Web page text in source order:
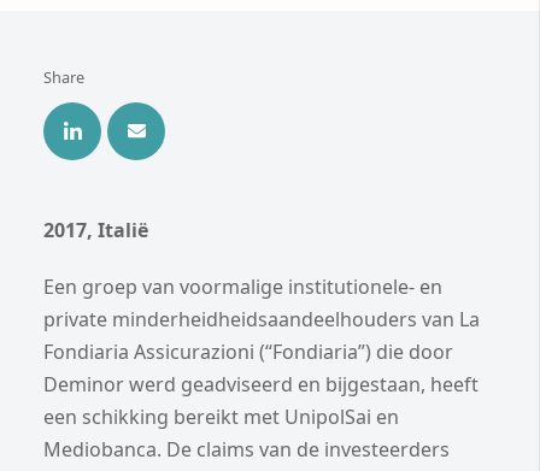
Share
2017, Italië
Een groep van voormalige institutionele- en
private minderheidheidsaandeelhouders van La
Fondiaria Assicurazioni (“Fondiaria”) die door
Deminor werd geadviseerd en bijgestaan, heeft
een schikking bereikt met UnipolSai en
Mediobanca. De claims van de investeerders